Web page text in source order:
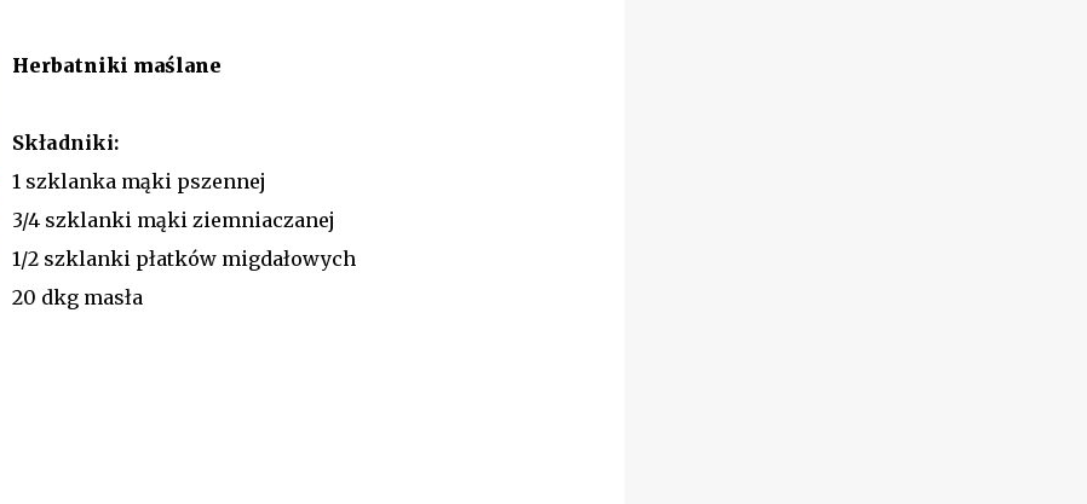
Herbatniki maślane
Składniki:
1 szklanka mąki pszennej
3/4 szklanki mąki ziemniaczanej
1/2 szklanki płatków migdałowych
20 dkg masła